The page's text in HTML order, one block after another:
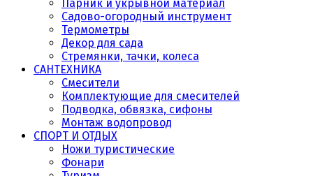
Парник и укрывной материал
Садово-огородный инструмент
Термометры
Декор для сада
Стремянки, тачки, колеса
САНТЕХНИКА
Смесители
Комплектующие для смесителей
Подводка, обвязка, сифоны
Монтаж водопровод
СПОРТ И ОТДЫХ
Ножи туристические
Фонари